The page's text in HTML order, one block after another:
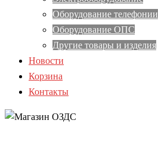
Оборудование телефонии
Оборудование ОПС
Другие товары и изделия
Новости
Корзина
Контакты